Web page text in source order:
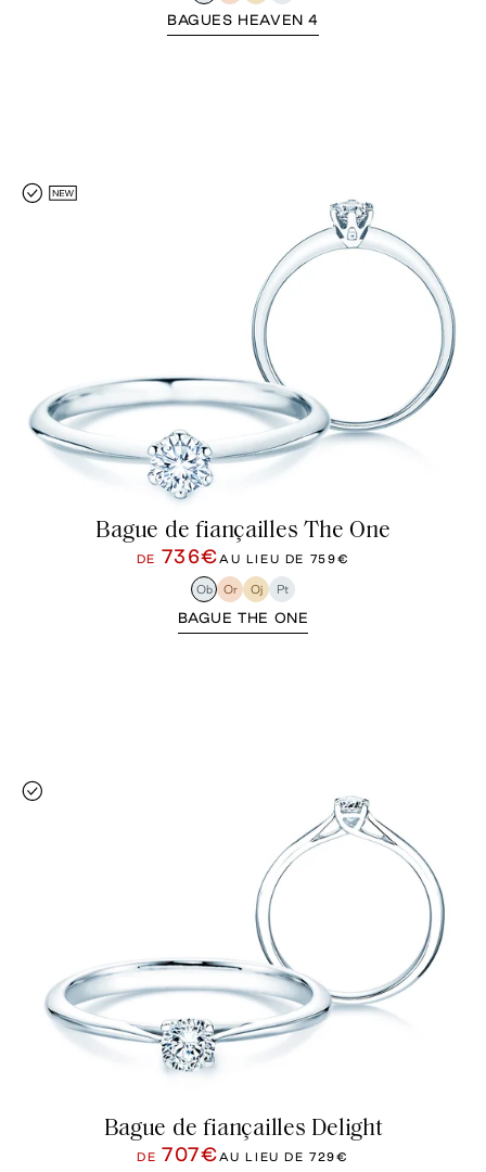
BAGUES HEAVEN 4
Bague de fiançailles The One
DE 736€AU LIEU DE 759€
Ob Or Oj Pt
BAGUE THE ONE
Bague de fiançailles Delight
DE 707€AU LIEU DE729€